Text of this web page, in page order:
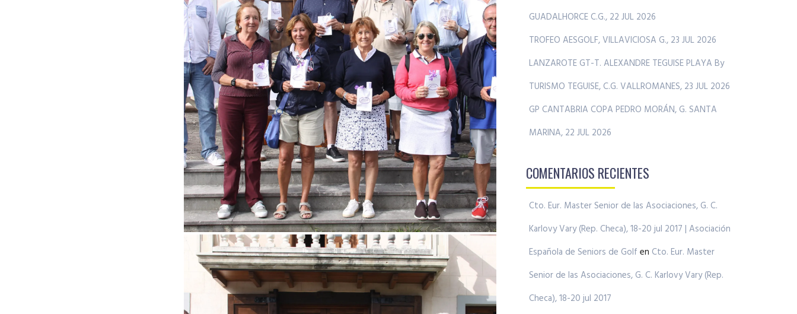
GUADALHORCE C.G., 22 JUL 2026
TROFEO AESGOLF, VILLAVICIOSA G., 23 JUL 2026
LANZAROTE GT-T. ALEXANDRE TEGUISE PLAYA By
TURISMO TEGUISE, C.G. VALLROMANES, 23 JUL 2026
GP CANTABRIA COPA PEDRO MORÁN, G. SANTA
MARINA, 22 JUL 2026
COMENTARIOS RECIENTES
Cto. Eur. Master Senior de las Asociaciones, G. C.
Karlovy Vary (Rep. Checa), 18-20 jul 2017 | Asociación
Española de Seniors de Golf en Cto. Eur. Master
Senior de las Asociaciones, G. C. Karlovy Vary (Rep.
Checa), 18-20 jul 2017